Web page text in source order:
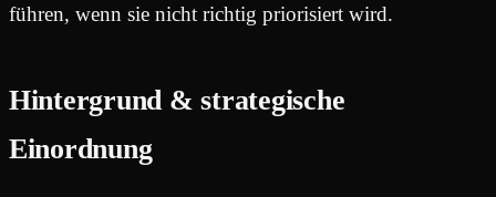
führen, wenn sie nicht richtig priorisiert wird.
Hintergrund & strategische
Einordnung